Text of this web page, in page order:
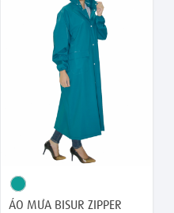
ÁO MƯA BISUR ZIPPER